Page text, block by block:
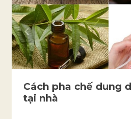
Cách pha chế dung
tại nhà